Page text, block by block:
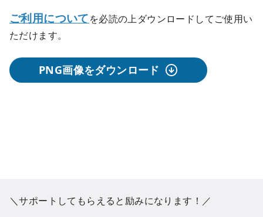
ご利用についてを必読の上ダウンロードしてご使用い
ただけます。
PNG画像をダウンロード
＼サポートしてもらえると励みになります！／